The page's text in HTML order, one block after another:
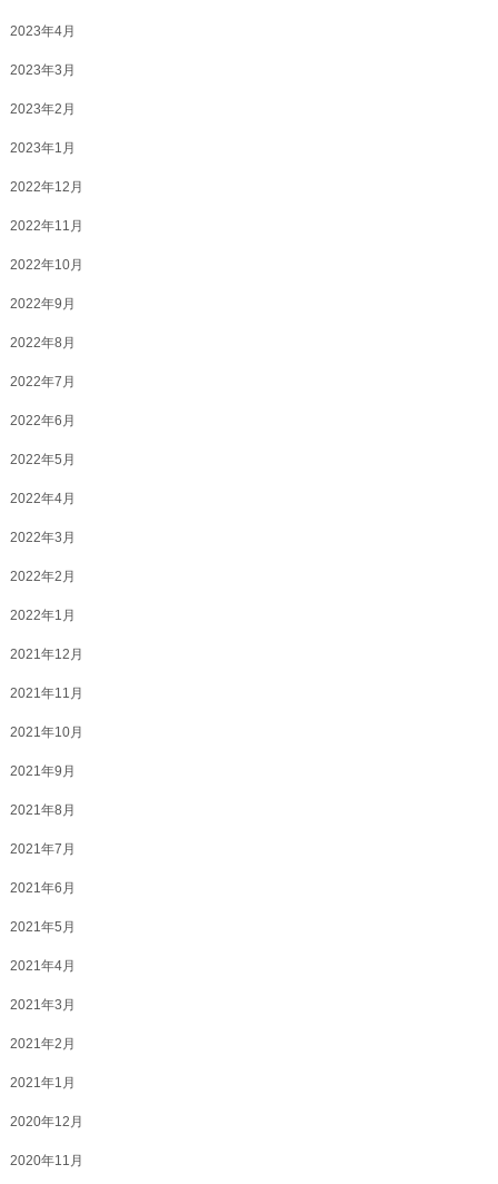
2023年4月
2023年3月
2023年2月
2023年1月
2022年12月
2022年11月
2022年10月
2022年9月
2022年8月
2022年7月
2022年6月
2022年5月
2022年4月
2022年3月
2022年2月
2022年1月
2021年12月
2021年11月
2021年10月
2021年9月
2021年8月
2021年7月
2021年6月
2021年5月
2021年4月
2021年3月
2021年2月
2021年1月
2020年12月
2020年11月